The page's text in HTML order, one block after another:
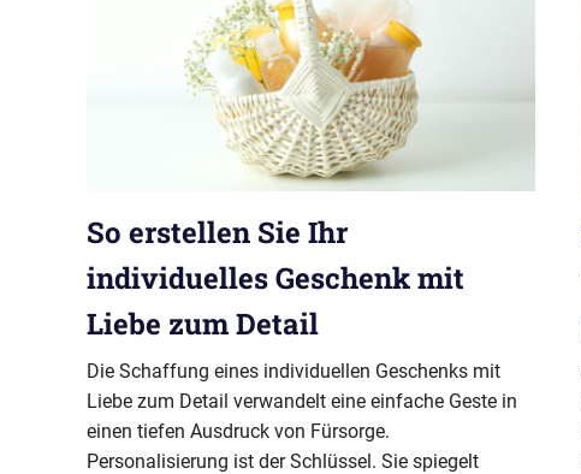
So erstellen Sie Ihr
individuelles Geschenk mit
Liebe zum Detail
Die Schaffung eines individuellen Geschenks mit
Liebe zum Detail verwandelt eine einfache Geste in
einen tiefen Ausdruck von Fürsorge.
Personalisierung ist der Schlüssel. Sie spiegelt